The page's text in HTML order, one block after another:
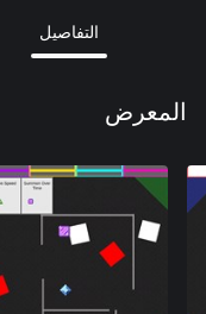
التفاصيل
المعرض